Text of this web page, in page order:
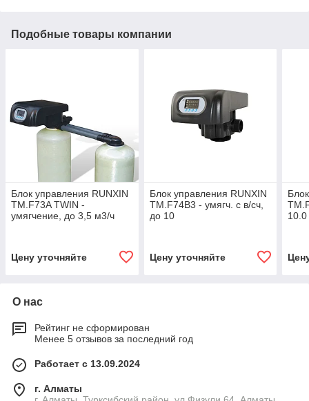
Подобные товары компании
Блок управления RUNXIN
ТМ.F73A TWIN -
умягчение, до 3,5 м3/ч
Цену уточняйте
Блок управления RUNXIN
ТМ.F74B3 - умягч. с в/сч,
до 10
Цену уточняйте
О нас
Рейтинг не сформирован
Менее 5 отзывов за последний год
Работает с 13.09.2024
г. Алматы